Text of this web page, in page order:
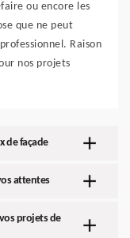
ou encore les
que ne peut
Raison
nos projets
de façade
attentes
projets de